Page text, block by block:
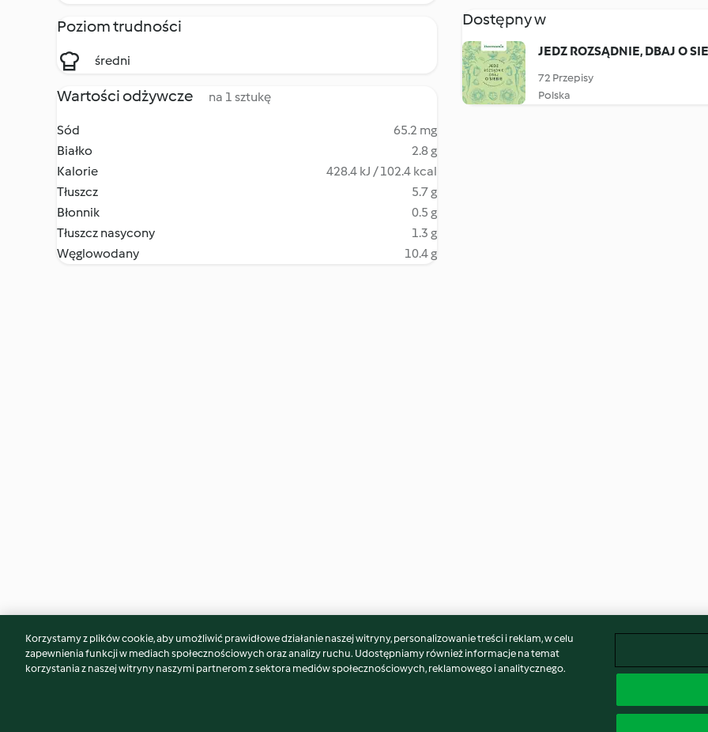
Poziom trudności
średni
Wartości odżywcze na 1 sztukę
Sód
65.2 mg
Białko
2.8 g
Kalorie
428.4 kJ / 102.4 kcal
Tłuszcz
5.7 g
Błonnik
0.5 g
Tłuszcz nasycony
1.3 g
Węglowodany
10.4 g
Dostępny w
JEDZ ROZSĄDNIE, DBAJ O
72 Przepisy
Polska
Może spodoba Ci się również...
Korzystamy z plików cookie, aby umożliwić prawidłowe działanie naszej witryny, personalizowanie treści i reklam, w celu
zapewnienia funkcji w mediach społecznościowych oraz analizy ruchu. Udostępniamy również informacje na temat
korzystania z naszej witryny naszymi partnerom z sektora mediów społecznościowych, reklamowego i analitycznego.